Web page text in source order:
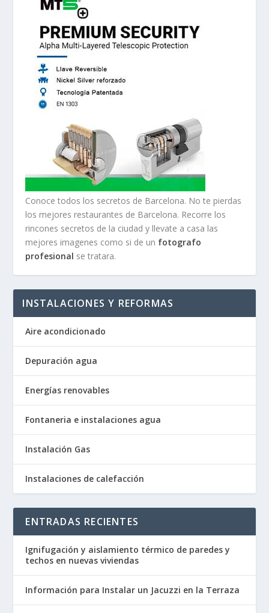
Conoce todos los secretos de Barcelona. No te pierdas
los mejores restaurantes de Barcelona. Recorre los
rincones secretos de la ciudad y llevate a casa las
mejores imagenes como si de un fotografo
profesional se tratara.
INSTALACIONES Y REFORMAS
Aire acondicionado
Depuración agua
Energías renovables
Fontaneria e instalaciones agua
Instalación Gas
Instalaciones de calefacción
ENTRADAS RECIENTES
Ignifugación y aislamiento térmico de paredes y
techos en nuevas viviendas
Información para Instalar un Jacuzzi en la Terraza